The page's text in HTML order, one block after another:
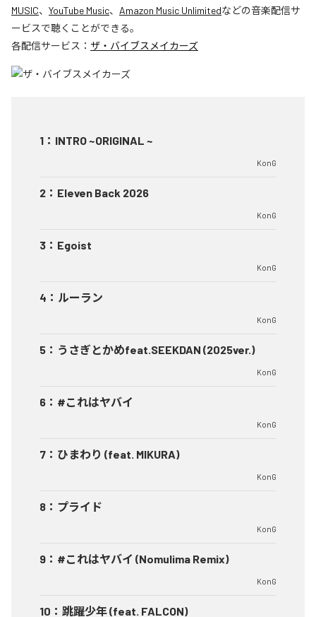
MUSIC、 YouTube Music、 Amazon Music Unlimitedなどの音楽配信サ
ービスで聴くことができる。
各配信サービス： ザ・バイブスメイカーズ
1 ： INTRO ~ORIGINAL ~
KonG
2 ： Eleven Back 2026
KonG
3 ： Egoist
KonG
4 ： ルーラン
KonG
5 ： うさぎとかめfeat.SEEKDAN (2025ver.)
KonG
6 ： #これはヤバイ
KonG
7 ： ひまわり (feat. MIKURA)
KonG
8 ： プライド
KonG
9 ： #これはヤバイ (Nomulima Remix)
KonG
10 ： 跳躍少年 (feat. FALCON)